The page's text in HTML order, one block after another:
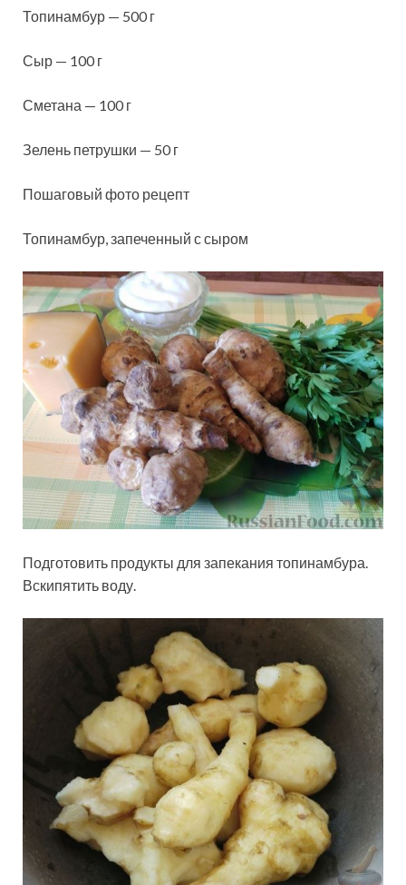
Топинамбур — 500 г
Сыр — 100 г
Сметана — 100 г
Зелень петрушки — 50 г
Пошаговый фото рецепт
Топинамбур, запеченный с сыром
Подготовить продукты для запекания топинамбура.
Вскипятить воду.